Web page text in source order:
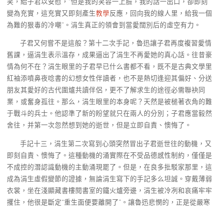
變為充實，這充實又即刻產生教學反應，回向我的線人里，給我一個
為難的狠毒的冷嘲”。涓生真正的領會到當愛闊別后的虛空有力。
子君又何嘗不是這般？第十二次手記，魯迅讓子君再度複習愛情
舊課，逼涓生表示溫存，成果逼出了涓生不再愛她的真心話。往昔豪
情為何不在？涓生眼里的子君早已什么書都不看，既不是古典文學里
紅袖添噴鼻夜唸書的幻想女性伴讀者，也不是熱切逢迎其偏好、分送
朋友其愛好的古代圍爐共讀伴侶，更不了解求生的途徑必需聯袂同
業，或奮身孤往。那么，涓生眼里的本身呢？天然是被槌著衣角的難
于戰斗的兵士。他認準了新的盼望就只在兩人的分別；子君應當毅然
舍往，并第一次忽然想到她的逝世，但是立即自責、懊悔了。
手記十三，涓生第二次寫到心頭突然冒出子君逝世往的動機，又
即刻自責、懊悔了。這種動機的涌實際在不受品德感性制約，僅僅是
不成控的潛認識動機的主動涌現罷了。但是，在良多批駁家那里，這
成為涓生虛假變節的證據，無論涓生寫下的手記多么坦誠。穿戴薄弱
衣裳，坐在淺顯藏書樓閱書室的鐵火爐旁邊，涓生被冷冽和哀痛牢牢
攫住，他很是斷定“重生面便要離開了”。讓魯迅悲憫的，正是從嚴寒